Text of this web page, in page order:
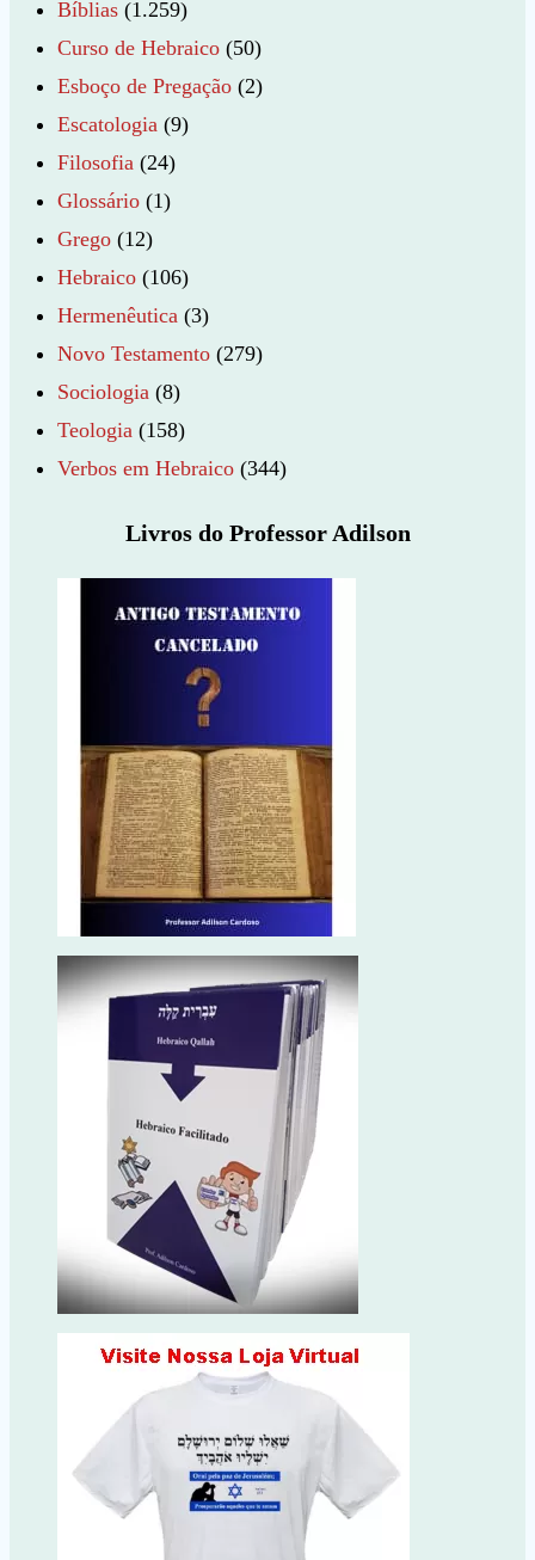
Bíblias (1.259)
Curso de Hebraico (50)
Esboço de Pregação (2)
Escatologia (9)
Filosofia (24)
Glossário (1)
Grego (12)
Hebraico (106)
Hermenêutica (3)
Novo Testamento (279)
Sociologia (8)
Teologia (158)
Verbos em Hebraico (344)
Livros do Professor Adilson